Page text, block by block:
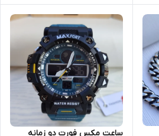
ساعت مکس فورت دو زمانه